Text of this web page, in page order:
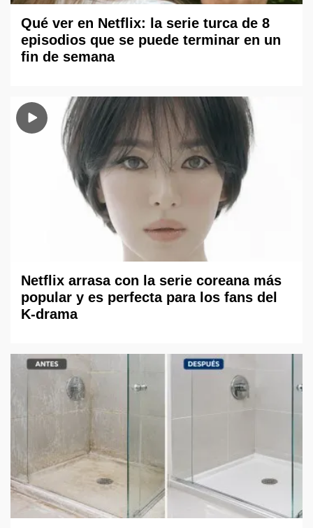
Qué ver en Netflix: la serie turca de 8
episodios que se puede terminar en un
fin de semana
Netflix arrasa con la serie coreana más
popular y es perfecta para los fans del
K-drama